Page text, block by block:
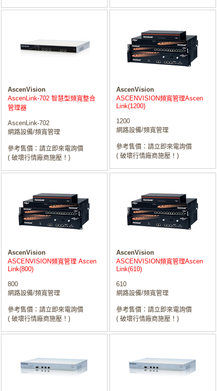
AscenVision
AscenLink-702 智慧型頻寬整合
管理器
AscenLink-702
網路設備/頻寬管理
參考售價：請立即來電詢價
( 破壞行情廠商施壓！)
AscenVision
ASCENVISION頻寬管理Ascen
Link(1200)
1200
網路設備/頻寬管理
參考售價：請立即來電詢價
( 破壞行情廠商施壓！)
AscenVision
ASCENVISION頻寬管理 Ascen
Link(800)
800
網路設備/頻寬管理
參考售價：請立即來電詢價
( 破壞行情廠商施壓！)
AscenVision
ASCENVISION頻寬管理Ascen
Link(610)
610
網路設備/頻寬管理
參考售價：請立即來電詢價
( 破壞行情廠商施壓！)